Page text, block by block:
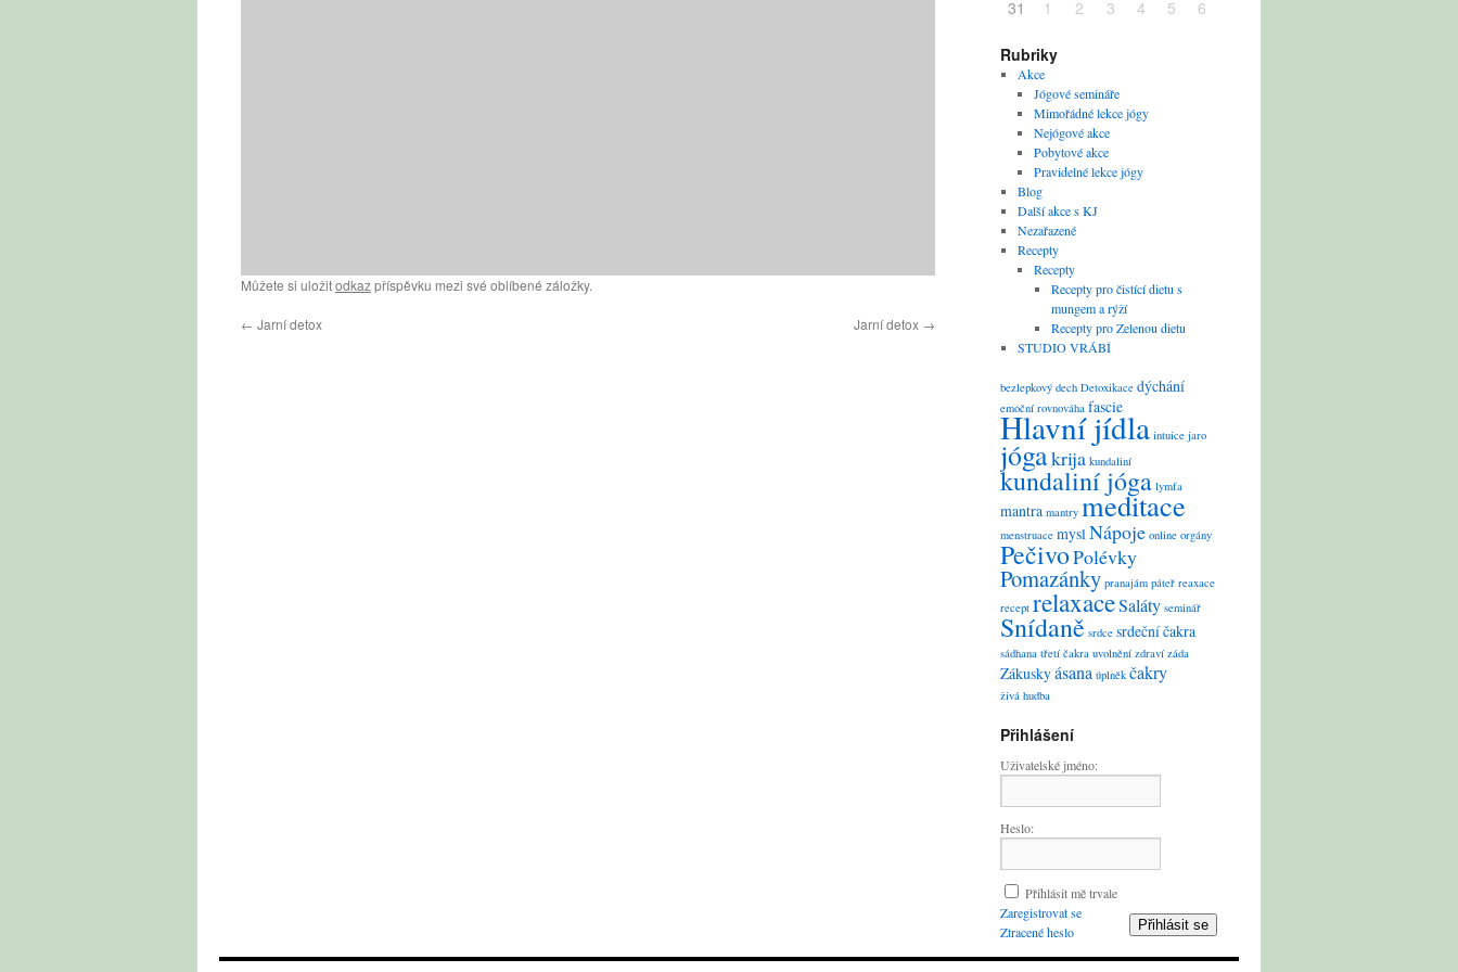
Můžete si uložitodkazpříspěvku mezi své oblíbené záložky.
← Jarní detox Jarní detox →
31 1 2 3 4 5 6
Rubriky
Akce
Jógové semináře
Mimořádné lekce jógy
Nejógové akce
Pobytové akce
Pravidelné lekce jógy
Blog
Další akce s KJ
Nezařazené
Recepty
Recepty
Recepty pro čistící dietu s
mungem a rýží
Recepty pro Zelenou dietu
STUDIO VRÁBÍ
bezlepkový dech Detoxikace dýchání
emoční rovnováha fascie
Hlavní jídla intuice jaro
jógakrija kundaliní
kundaliní jóga lymfa
mantra mantry meditace
menstruace myslNápoje online orgány
PečivoPolévky
Pomazánky pranajám páteř reaxace
recept relaxaceSaláty seminář
Snídaně srdce srdeční čakra
sádhana třetí čakra uvolnění zdraví záda
Zákuskyásana úplněk čakry
živá hudba
Přihlášení
Uživatelské jméno:
Heslo:
Přihlásit mě trvale
Přihlásit se
Zaregistrovat se
Ztracené heslo